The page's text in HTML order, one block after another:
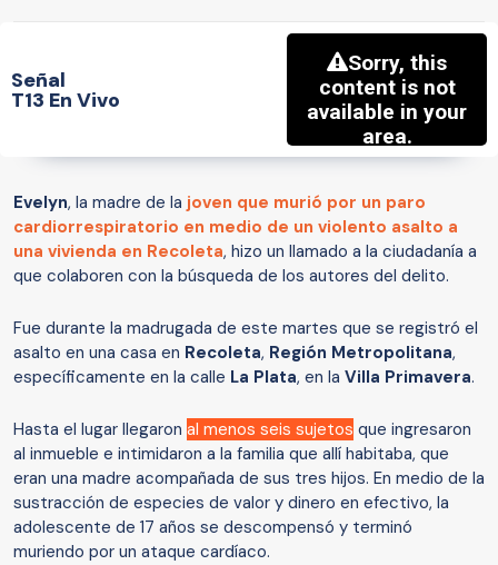
Señal
T13 En Vivo
Evelyn, la madre de la joven que murió por un paro
cardiorrespiratorio en medio de un violento asalto a
una vivienda en Recoleta, hizo un llamado a la ciudadanía a
que colaboren con la búsqueda de los autores del delito.
Fue durante la madrugada de este martes que se registró el
asalto en una casa en Recoleta, Región Metropolitana,
específicamente en la calle La Plata, en la Villa Primavera.
Hasta el lugar llegaron al menos seis sujetos que ingresaron
al inmueble e intimidaron a la familia que allí habitaba, que
eran una madre acompañada de sus tres hijos. En medio de la
sustracción de especies de valor y dinero en efectivo, la
adolescente de 17 años se descompensó y terminó
muriendo por un ataque cardíaco.